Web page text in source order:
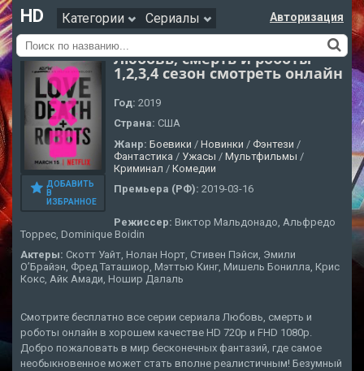
HD Категории Сериалы Авторизация
ДОБАВИТЬ
В
ИЗБРАННОЕ
Любовь, смерть и роботы
1,2,3,4 сезон смотреть онлайн
Год: 2019
Страна: США
Жанр: Боевики / Новинки / Фэнтези /
Фантастика / Ужасы / Мультфильмы /
Криминал / Комедии
Премьера (РФ): 2019-03-16
Режиссер: Виктор Мальдонадо, Альфредо
Торрес, Dominique Boidin
Актеры: Скотт Уайт, Нолан Норт, Стивен Пэйси, Эмили
О’Брайэн, Фред Таташиор, Мэттью Кинг, Мишель Бонилла, Крис
Кокс, Айк Амади, Ношир Далаль
Смотрите бесплатно все серии сериала Любовь, смерть и
роботы онлайн в хорошем качестве HD 720p и FHD 1080p.
Добро пожаловать в мир бесконечных фантазий, где самое
необыкновенное может стать вполне реалистичным! Безумный